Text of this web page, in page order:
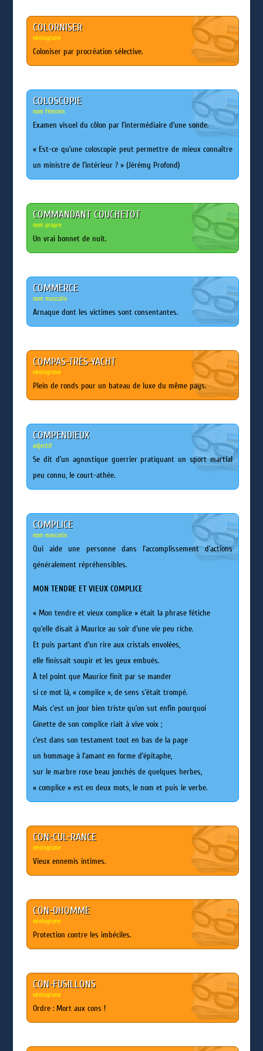
COLORNISER
néologisme
Coloniser par procréation sélective.
COLOSCOPIE
nom féminin
Examen visuel du côlon par l’intermédiaire d’une sonde.
« Est-ce qu’une coloscopie peut permettre de mieux connaître
un ministre de l’intérieur ? » (Jérémy Profond)
COMMANDANT COUCHETOT
nom propre
Un vrai bonnet de nuit.
COMMERCE
nom masculin
Arnaque dont les victimes sont consentantes.
COMPAS-TRÈS-YACHT
néologisme
Plein de ronds pour un bateau de luxe du même pays.
COMPENDIEUX
adjectif
Se dit d’un agnostique guerrier pratiquant un sport martial
peu connu, le court-athée.
COMPLICE
nom masculin
Qui aide une personne dans l’accomplissement d’actions
généralement répréhensibles.
MON TENDRE ET VIEUX COMPLICE
« Mon tendre et vieux complice » était la phrase fétiche
qu’elle disait à Maurice au soir d’une vie peu riche.
Et puis partant d’un rire aux cristals envolées,
elle finissait soupir et les yeux embués.
À tel point que Maurice finit par se mander
si ce mot là, « complice », de sens s’était trompé.
Mais c’est un jour bien triste qu’on sut enfin pourquoi
Ginette de son complice riait à vive voix ;
c’est dans son testament tout en bas de la page
un hommage à l’amant en forme d’épitaphe,
sur le marbre rose beau jonchés de quelques herbes,
« complice » est en deux mots, le nom et puis le verbe.
CON-CUL-RANCE
néologisme
Vieux ennemis intimes.
CON-DHOMME
néologisme
Protection contre les imbéciles.
CON-FUSILLONS
néologisme
Ordre : Mort aux cons !